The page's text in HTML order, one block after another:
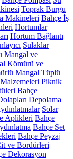
Toprak Burgu
Makineleri Bahçe İş
Hortumlar
Hortum Bağlantı
Sulaklar
Mangal ve
Kömürü ve
Mangal Tüplü
Piknik
Bahçe
Depolama
Solar
Aplikleri Bahçe
Bahçe Set
Bahçe Peyzaj
ve Bordürleri
Dekorasyon